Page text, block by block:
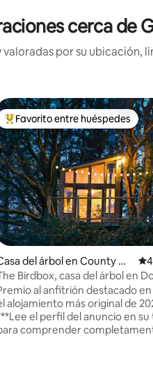
cerca de
por su ubicación,
4.95 de 5, 149 reseñas
Favorito entre huéspedes
Favorito entre huéspedes
del árbol en County Do
Birdbox, casa del árbol en
vistas a Glenveagh
al anfitrión destacado
alojamiento más original de
el perfil del anuncio en
comprender